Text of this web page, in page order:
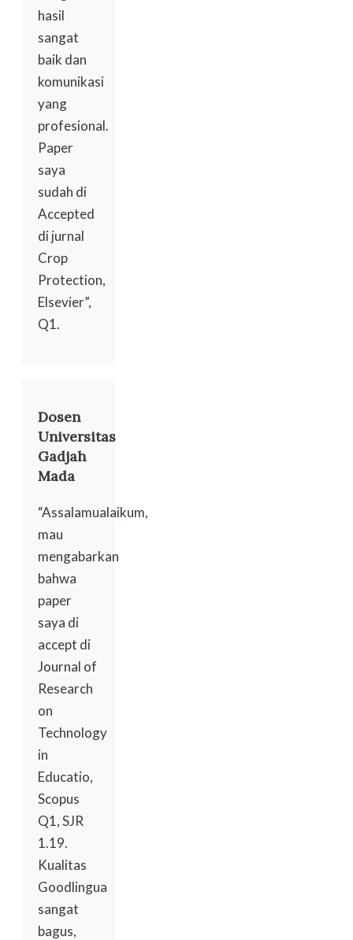
hasil
sangat
baik dan
komunikasi
yang
profesional.
Paper
saya
sudah di
Accepted
di jurnal
Crop
Protection,
Elsevier”,
Q1.
Dosen
Universitas
Gadjah
Mada
“Assalamualaikum,
mau
mengabarkan
bahwa
paper
saya di
accept di
Journal of
Research
on
Technology
in
Educatio,
Scopus
Q1, SJR
1.19.
Kualitas
Goodlingua
sangat
bagus,